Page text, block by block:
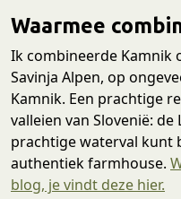
Waarmee
Ik combineerde Kamnik
Savinja Alpen, op
Kamnik. Een prachtige
valleien van Slovenië:
prachtige waterval kunt
authentiek farmhouse.
blog, je vindt deze hier.